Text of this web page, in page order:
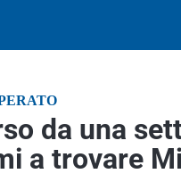
da una
a trovare